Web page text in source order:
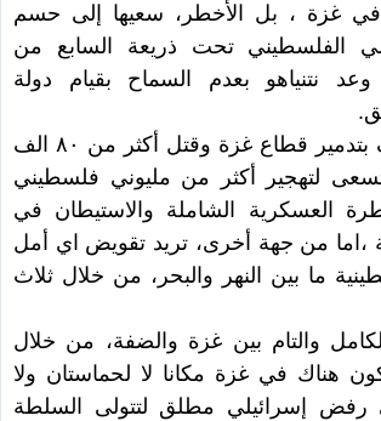
في غزة ، بل الأخطر، سعيها إلى حسم
الفلسطيني تحت ذريعة السابع من
وعد نتنياهو بعدم السماح بقيام دولة
اسرائيل لم تكتف بتدمير قطاع غزة وقتل أكثر من ٨٠ الف
لتهجير أكثر من مليوني فلسطيني
العسكرية الشاملة والاستيطان في
،اما من جهة أخرى، تريد تقويض اي أمل
ما بين النهر والبحر، من خلال ثلاث
والتام بين غزة والضفة، من خلال
هناك في غزة مكانا لا لحماستان ولا
رفض إسرائيلي مطلق لتتولى السلطة